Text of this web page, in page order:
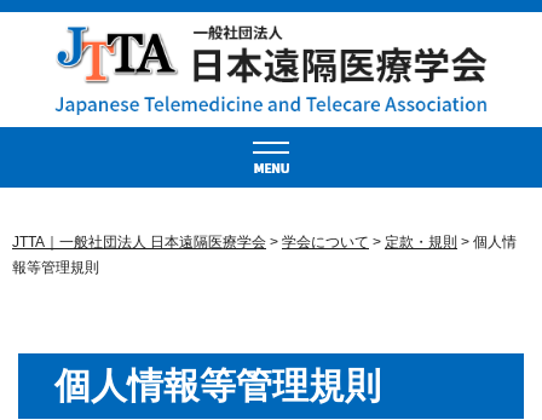
JTTA｜一般社団法人 日本遠隔医療学会 > 学会について > 定款・規則 > 個人情
報等管理規則
個人情報等管理規則